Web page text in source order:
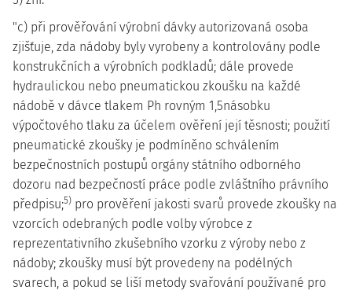
"c) při prověřování výrobní dávky autorizovaná osoba
zjišťuje, zda nádoby byly vyrobeny a kontrolovány podle
konstrukčních a výrobních podkladů; dále provede
hydraulickou nebo pneumatickou zkoušku na každé
nádobě v dávce tlakem Ph rovným 1,5násobku
výpočtového tlaku za účelem ověření její těsnosti; použití
pneumatické zkoušky je podmíněno schválením
bezpečnostních postupů orgány státního odborného
dozoru nad bezpečností práce podle zvláštního právního
předpisu;5) pro prověření jakosti svarů provede zkoušky na
vzorcích odebraných podle volby výrobce z
reprezentativního zkušebního vzorku z výroby nebo z
nádoby; zkoušky musí být provedeny na podélných
svarech, a pokud se liší metody svařování používané pro